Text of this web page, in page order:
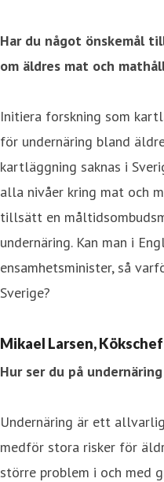
Har du något önskemål
om äldres mat och
Initiera forskning som
för undernäring bland
kartläggning saknas i
alla nivåer kring mat och
tillsätt en
undernäring. Kan man i
ensamhetsminister, så
Sverige?
Mikael Larsen,
Hur ser du på
Undernäring är ett
medför stora risker för
större problem i och med